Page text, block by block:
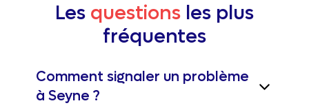
Les questions les plus
fréquentes
Comment signaler un problème
à Seyne ?